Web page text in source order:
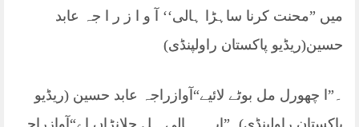
میں ”محنت کرنا ساہڑا ہالی‘‘ آ و ا ز ر ا جہ عابد
حسین(ریڈیو پاکستان راولپنڈی)
۔”ا چھورل مل بوٹے لائیے“آوازراجہ عابد حسین (ریڈیو
پاکستان راولپنڈی)۔”ایہہ ہالی ہل چلانڑاں اے“آوازراجہ